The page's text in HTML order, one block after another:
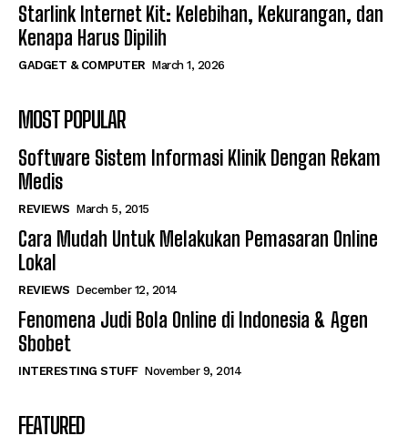
Starlink Internet Kit: Kelebihan, Kekurangan, dan
Kenapa Harus Dipilih
GADGET & COMPUTER March 1, 2026
MOST POPULAR
Software Sistem Informasi Klinik Dengan Rekam
Medis
REVIEWS March 5, 2015
Cara Mudah Untuk Melakukan Pemasaran Online
Lokal
REVIEWS December 12, 2014
Fenomena Judi Bola Online di Indonesia & Agen
Sbobet
INTERESTING STUFF November 9, 2014
FEATURED